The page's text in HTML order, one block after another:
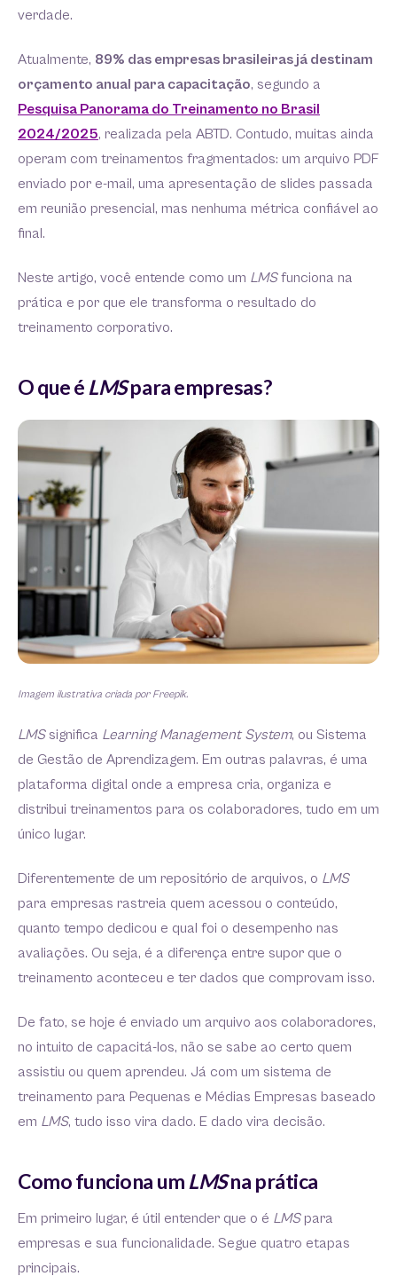
verdade.
Atualmente, 89% das empresas brasileiras já destinam
orçamento anual para capacitação, segundo a
Pesquisa Panorama do Treinamento no Brasil
2024/2025, realizada pela ABTD. Contudo, muitas ainda
operam com treinamentos fragmentados: um arquivo PDF
enviado por e-mail, uma apresentação de slides passada
em reunião presencial, mas nenhuma métrica confiável ao
final.
Neste artigo, você entende como um LMSfunciona na
prática e por que ele transforma o resultado do
treinamento corporativo.
O que é LMSpara empresas?
Imagem ilustrativa criada por Freepik.
LMSsignifica Learning Management System, ou Sistema
de Gestão de Aprendizagem. Em outras palavras, é uma
plataforma digital onde a empresa cria, organiza e
distribui treinamentos para os colaboradores, tudo em um
único lugar.
Diferentemente de um repositório de arquivos, o LMS
para empresas rastreia quem acessou o conteúdo,
quanto tempo dedicou e qual foi o desempenho nas
avaliações. Ou seja, é a diferença entre supor que o
treinamento aconteceu e ter dados que comprovam isso.
De fato, se hoje é enviado um arquivo aos colaboradores,
no intuito de capacitá-los, não se sabe ao certo quem
assistiu ou quem aprendeu. Já com um sistema de
treinamento para Pequenas e Médias Empresas baseado
em LMS, tudo isso vira dado. E dado vira decisão.
Como funciona um LMSna prática
Em primeiro lugar, é útil entender que o é LMSpara
empresas e sua funcionalidade. Segue quatro etapas
principais.